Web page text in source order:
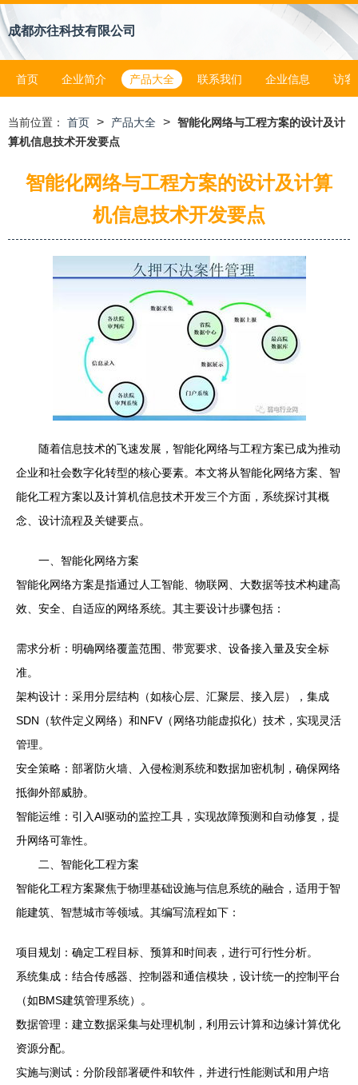
成都亦往科技有限公司
首页 企业简介 产品大全 联系我们 企业信息 访客
当前位置： 首页 > 产品大全 > 智能化网络与工程方案的设计及计
算机信息技术开发要点
智能化网络与工程方案的设计及计算
机信息技术开发要点
随着信息技术的飞速发展，智能化网络与工程方案已成为推动
企业和社会数字化转型的核心要素。本文将从智能化网络方案、智
能化工程方案以及计算机信息技术开发三个方面，系统探讨其概
念、设计流程及关键要点。
一、智能化网络方案
智能化网络方案是指通过人工智能、物联网、大数据等技术构建高
效、安全、自适应的网络系统。其主要设计步骤包括：
需求分析：明确网络覆盖范围、带宽要求、设备接入量及安全标
准。
架构设计：采用分层结构（如核心层、汇聚层、接入层），集成
SDN（软件定义网络）和NFV（网络功能虚拟化）技术，实现灵活
管理。
安全策略：部署防火墙、入侵检测系统和数据加密机制，确保网络
抵御外部威胁。
智能运维：引入AI驱动的监控工具，实现故障预测和自动修复，提
升网络可靠性。
二、智能化工程方案
智能化工程方案聚焦于物理基础设施与信息系统的融合，适用于智
能建筑、智慧城市等领域。其编写流程如下：
项目规划：确定工程目标、预算和时间表，进行可行性分析。
系统集成：结合传感器、控制器和通信模块，设计统一的控制平台
（如BMS建筑管理系统）。
数据管理：建立数据采集与处理机制，利用云计算和边缘计算优化
资源分配。
实施与测试：分阶段部署硬件和软件，并进行性能测试和用户培